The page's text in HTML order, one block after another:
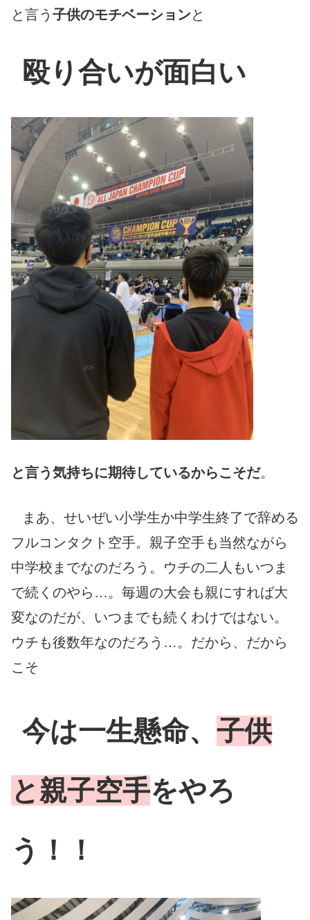
と言う 子供のモチベーションと
殴り合いが面白い
と言う気持ちに期待しているからこそだ。
まあ、せいぜい小学生か中学生終了で辞める
フルコンタクト空手。親子空手も当然ながら
中学校までなのだろう。ウチの二人もいつま
で続くのやら…。毎週の大会も親にすれば大
変なのだが、いつまでも続くわけではない。
ウチも後数年なのだろう…。だから、だから
こそ
今は一生懸命、 子供
と親子空手をやろ
う！！